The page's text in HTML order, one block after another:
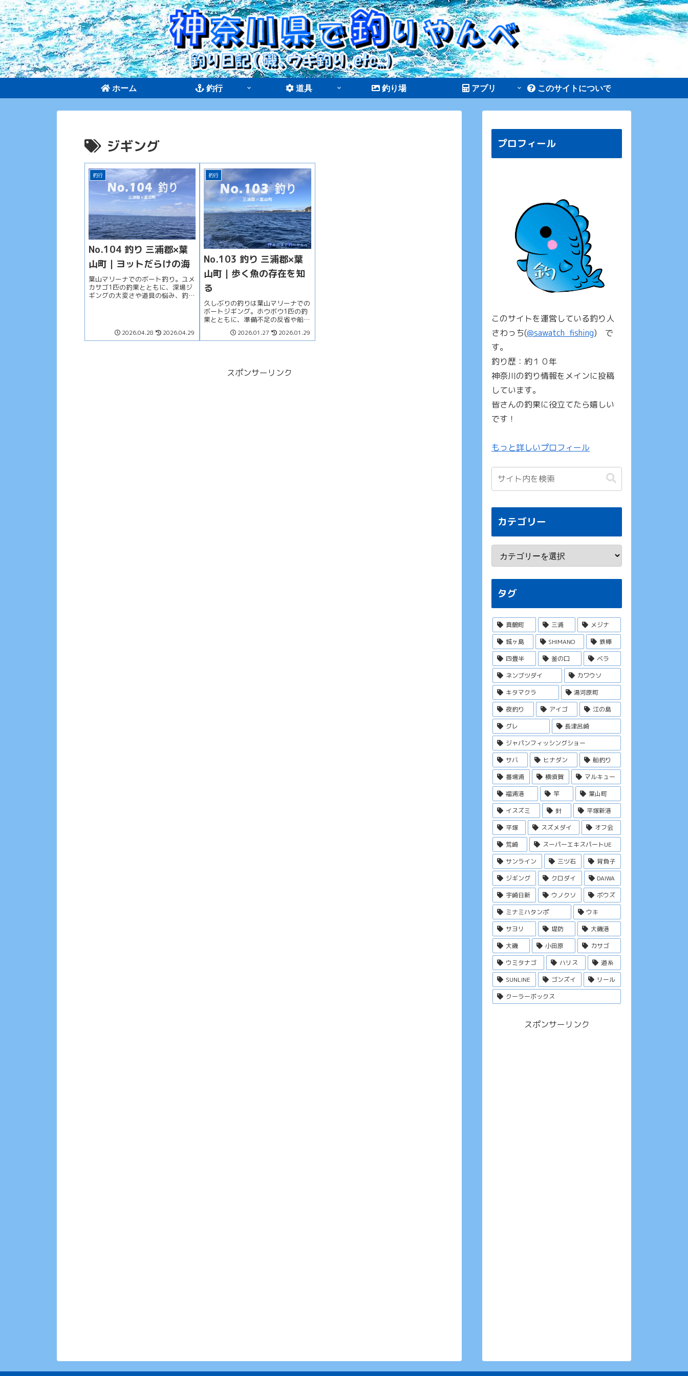
ホーム 釣行 道具 釣り場 アプリ このサイトについて
ジギング
釣行
No.104 釣り 三浦郡×葉
山町｜ヨットだらけの海
葉山マリーナでのボート釣り。ユメ
カサゴ1匹の釣果とともに、深場ジ
ギングの大変さや道具の悩み、釣り
2026.04.28 2026.04.29
釣行
No.103 釣り 三浦郡×葉
山町｜歩く魚の存在を知
る
久しぶりの釣りは葉山マリーナでの
ボートジギング。ホウボウ1匹の釣
果とともに、準備不足の反省や船釣
りならではのトラブル、家族との日
常を振り返る2026年初釣りの記録
です。
2026.01.27 2026.01.29
スポンサーリンク
プロフィール
このサイトを運営している釣り人
さわっち(@sawatch_fishing) で
す。
釣り歴：約１０年
神奈川の釣り情報をメインに投稿
しています。
皆さんの釣果に役立てたら嬉しい
です！
もっと詳しいプロフィール
カテゴリー
タグ
真鶴町 三浦
メジナ
城ヶ島
SHIMANO
鉄棒
四畳半
釜の口
ベラ
ネンブツダイ
カワウソ
キタマクラ
湯河原町
夜釣り
アイゴ
江の島
グレ
長津呂崎
ジャパンフィッシングショー
サバ
ヒナダン
船釣り
番場浦
横須賀
マルキュー
福浦港
竿
葉山町
イスズミ
針
平塚新港
平塚
スズメダイ
オフ会
荒崎
スーパーエキスパートUE
サンライン
三ツ石
背負子
ジギング
クロダイ
DAIWA
宇崎日新
ウノクソ
ボウズ
ミナミハタンポ
ウキ
サヨリ
堤防
大磯港
大磯
小田原
カサゴ
ウミタナゴ
ハリス
道糸
SUNLINE
ゴンズイ
リール
クーラーボックス
スポンサーリンク